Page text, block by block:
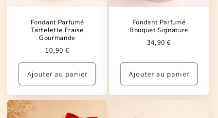
Fondant Parfumé
Tartelette Fraise
Gourmande
Prix
habituel
10,90 €
Ajouter au panier
Fondant Parfumé
Bouquet Signature
Prix
34,90 €
Ajouter au panier